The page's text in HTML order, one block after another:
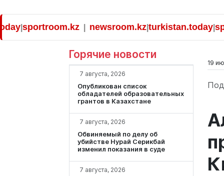
sportroom.kz|newsroom.kz|turkistan.today|
Горячие новости
7 августа, 2026
Опубликован список
обладателей образовательных
грантов в Казахстане
7 августа, 2026
Обвиняемый по делу об
убийстве Нурай Серикбай
изменил показания в суде
7 августа, 2026
19